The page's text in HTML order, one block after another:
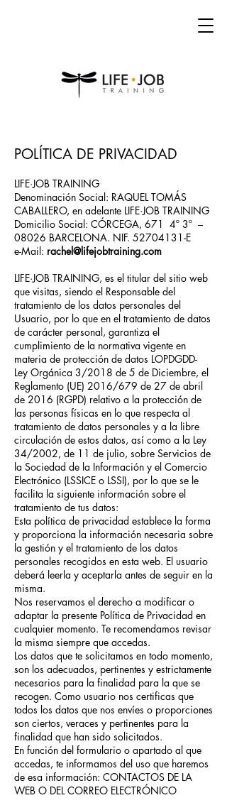
POLÍTICA DE PRIVACIDAD
LIFE·JOB TRAINING
Denominación Social: RAQUEL TOMÁS
CABALLERO, en adelante LIFE·JOB TRAINING
Domicilio Social: CÓRCEGA, 671 4º 3º –
08026 BARCELONA. NIF. 52704131-E
e-Mail: rachel@lifejobtraining.com
LIFE·JOB TRAINING, es el titular del sitio web
que visitas, siendo el Responsable del
tratamiento de los datos personales del
Usuario, por lo que en el tratamiento de datos
de carácter personal, garantiza el
cumplimiento de la normativa vigente en
materia de protección de datos LOPDGDD-
Ley Orgánica 3/2018 de 5 de Diciembre, el
Reglamento (UE) 2016/679 de 27 de abril
de 2016 (RGPD) relativo a la protección de
las personas físicas en lo que respecta al
tratamiento de datos personales y a la libre
circulación de estos datos, así como a la Ley
34/2002, de 11 de julio, sobre Servicios de
la Sociedad de la Información y el Comercio
Electrónico (LSSICE o LSSI), por lo que se le
facilita la siguiente información sobre el
tratamiento de tus datos:
Esta política de privacidad establece la forma
y proporciona la información necesaria sobre
la gestión y el tratamiento de los datos
personales recogidos en esta web. El usuario
deberá leerla y aceptarla antes de seguir en la
misma.
Nos reservamos el derecho a modificar o
adaptar la presente Política de Privacidad en
cualquier momento. Te recomendamos revisar
la misma siempre que accedas.
Los datos que te solicitamos en todo momento,
son los adecuados, pertinentes y estrictamente
necesarios para la finalidad para la que se
recogen. Como usuario nos certificas que
todos los datos que nos envíes o proporciones
son ciertos, veraces y pertinentes para la
finalidad que han sido solicitados.
En función del formulario o apartado al que
accedas, te informamos del uso que haremos
de esa información: CONTACTOS DE LA
WEB O DEL CORREO ELECTRÓNICO